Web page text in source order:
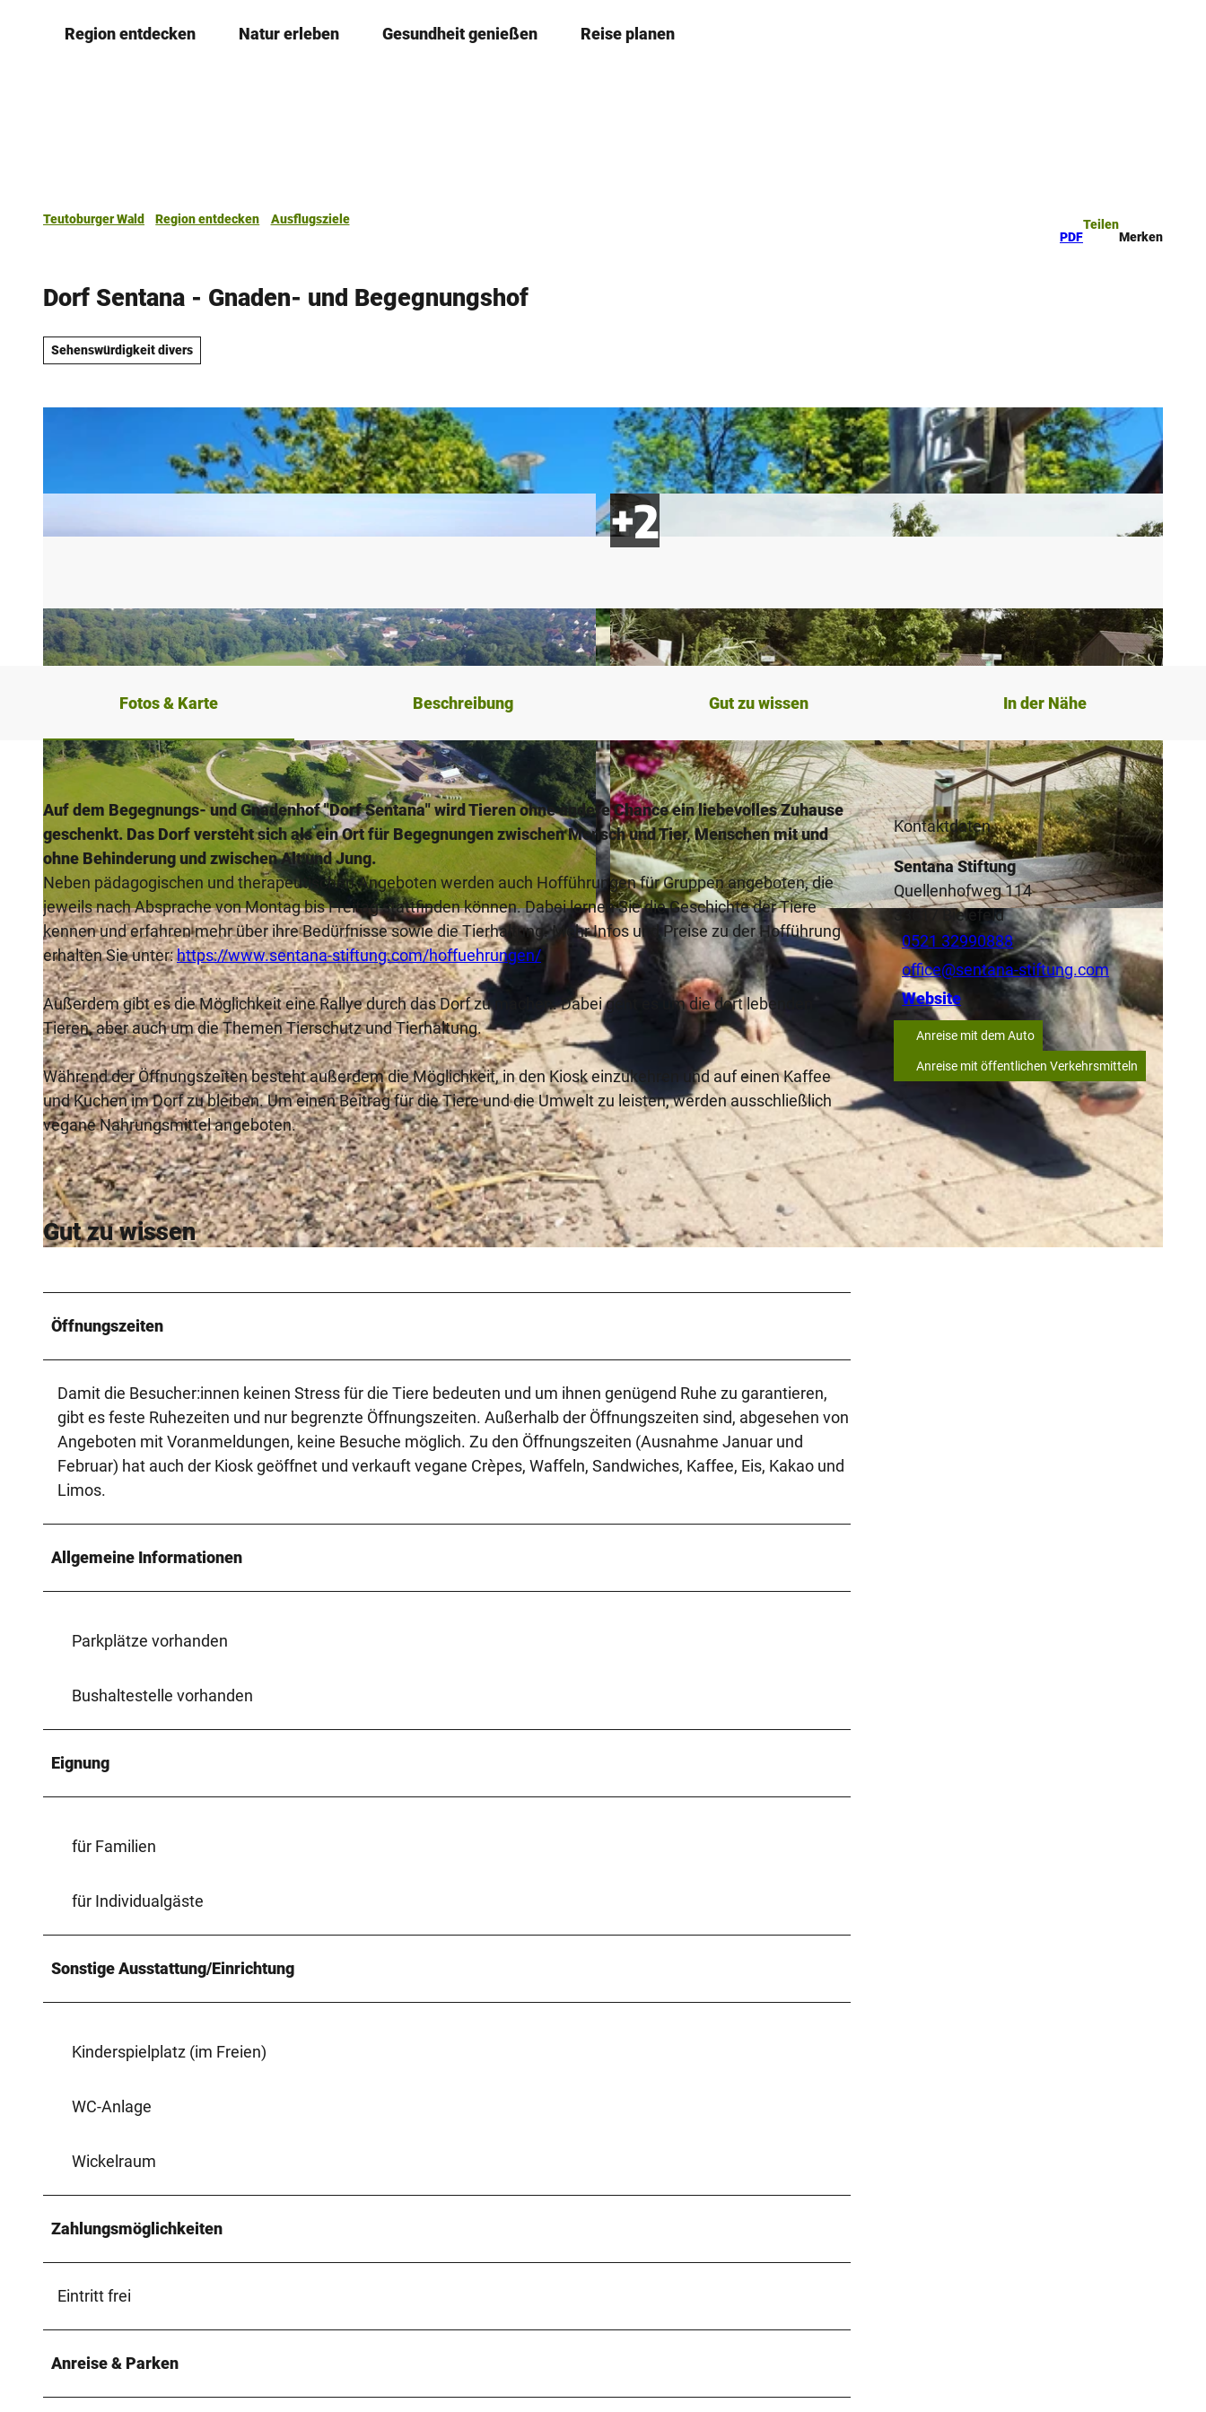
Region entdecken Natur erleben Gesundheit genießen Reise planen
Teutoburger Wald Region entdecken
Ausflugsziele
PDF
Teilen
Merken
Dorf Sentana - Gnaden- und Begegnungshof
Sehenswürdigkeit divers
© Teutoburger Wald/ Sentana Stiftung/ Holger Höner © Teutoburger Wald / Sentana Stiftung / Berit Schönefeldt
Fotos & Karte Beschreibung Gut zu wissen In der Nähe
Auf dem Begegnungs- und Gnadenhof "Dorf Sentana" wird Tieren ohne andere Chance ein liebevolles Zuhause
geschenkt. Das Dorf versteht sich als ein Ort für Begegnungen zwischen Mensch und Tier, Menschen mit und
ohne Behinderung und zwischen Alt und Jung.
Neben pädagogischen und therapeutischen Angeboten werden auch Hofführungen für Gruppen angeboten, die
jeweils nach Absprache von Montag bis Freitag stattfinden können. Dabei lernen Sie die Geschichte der Tiere
kennen und erfahren mehr über ihre Bedürfnisse sowie die Tierhaltung. Mehr Infos und Preise zu der Hofführung
erhalten Sie unter:https://www.sentana-stiftung.com/hoffuehrungen/
Außerdem gibt es die Möglichkeit eine Rallye durch das Dorf zu machen. Dabei geht es um die dort lebenden
Tieren, aber auch um die Themen Tierschutz und Tierhaltung.
Während der Öffnungszeiten besteht außerdem die Möglichkeit, in den Kiosk einzukehren und auf einen Kaffee
und Kuchen im Dorf zu bleiben. Um einen Beitrag für die Tiere und die Umwelt zu leisten, werden ausschließlich
vegane Nahrungsmittel angeboten.
Gut zu wissen
Öffnungszeiten
Damit die Besucher:innen keinen Stress für die Tiere bedeuten und um ihnen genügend Ruhe zu garantieren,
gibt es feste Ruhezeiten und nur begrenzte Öffnungszeiten. Außerhalb der Öffnungszeiten sind, abgesehen von
Angeboten mit Voranmeldungen, keine Besuche möglich. Zu den Öffnungszeiten (Ausnahme Januar und
Februar) hat auch der Kiosk geöffnet und verkauft vegane Crèpes, Waffeln, Sandwiches, Kaffee, Eis, Kakao und
Limos.
Allgemeine Informationen
Parkplätze vorhanden
Bushaltestelle vorhanden
Eignung
für Familien
für Individualgäste
Sonstige Ausstattung/Einrichtung
Kinderspielplatz (im Freien)
WC-Anlage
Wickelraum
Zahlungsmöglichkeiten
Eintritt frei
Anreise & Parken
Kontaktdaten
Sentana Stiftung
Quellenhofweg 114
33617Bielefeld
0521 32990888
office@sentana-stiftung.com
Website
Anreise mit dem Auto
Anreise mit öffentlichen Verkehrsmitteln